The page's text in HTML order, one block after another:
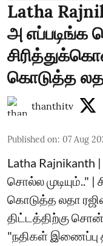
Latha
அ எப்படிங்க
கொடுத்த
thanthitv
Published on: 07 Aug
Latha Rajnikanth
சொல்ல முடியும்.."
கொடுத்த லதா
திட்டத்திற்கு
"நதிகள் இணைப்பு